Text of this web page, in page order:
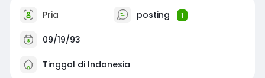
Pria posting 1
09/19/93
Tinggal di Indonesia